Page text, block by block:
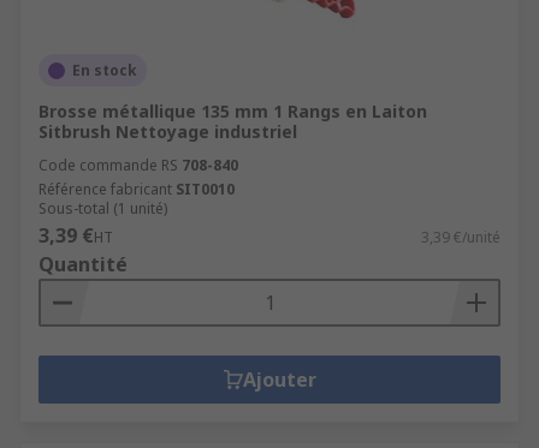
En stock
Brosse métallique 135 mm 1 Rangs en Laiton
Sitbrush Nettoyage industriel
Code commande RS 708-840
Référence fabricant SIT0010
Sous-total (1 unité)
3,39 €HT 3,39 €/unité
Quantité
Ajouter